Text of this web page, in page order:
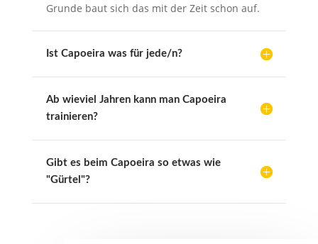
Grunde baut sich das mit der Zeit schon auf.
Ist Capoeira was für jede/n?
Ab wieviel Jahren kann man Capoeira
trainieren?
Gibt es beim Capoeira so etwas wie
"Gürtel"?